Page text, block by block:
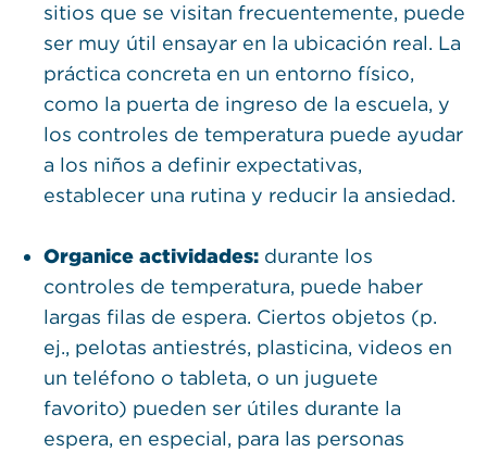
sitios que se visitan frecuentemente, puede
ser muy útil ensayar en la ubicación real. La
práctica concreta en un entorno físico,
como la puerta de ingreso de la escuela, y
los controles de temperatura puede ayudar
a los niños a definir expectativas,
establecer una rutina y reducir la ansiedad.
Organice actividades: durante los
controles de temperatura, puede haber
largas filas de espera. Ciertos objetos (p.
ej., pelotas antiestrés, plasticina, videos en
un teléfono o tableta, o un juguete
favorito) pueden ser útiles durante la
espera, en especial, para las personas